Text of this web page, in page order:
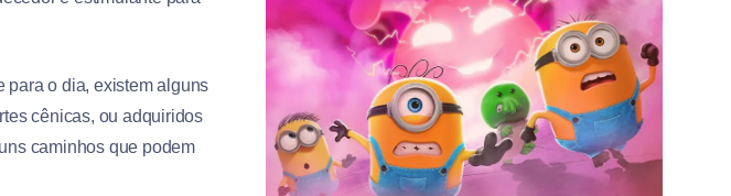
para o dia, existem alguns
cênicas, ou adquiridos
caminhos que podem